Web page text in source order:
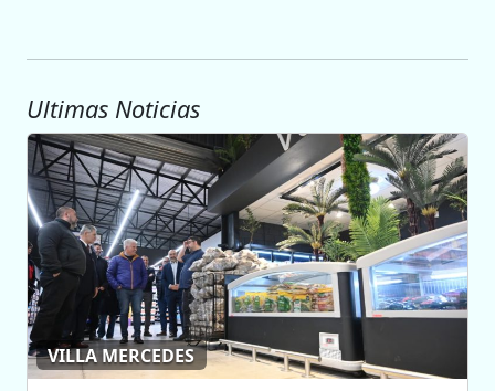
Ultimas Noticias
VILLA MERCEDES